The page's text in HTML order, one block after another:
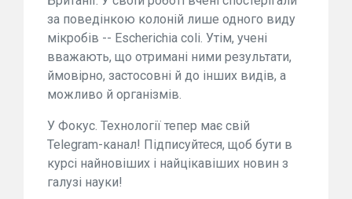
за поведінкою колоній лише одного виду
мікробів -- Escherichia coli. Утім, учені
вважають, що отримані ними результати,
ймовірно, застосовні й до інших видів, а
можливо й організмів.
У Фокус. Технології тепер має свій
Telegram-канал! Підписуйтеся, щоб бути в
курсі найновіших і найцікавіших новин з
галузі науки!